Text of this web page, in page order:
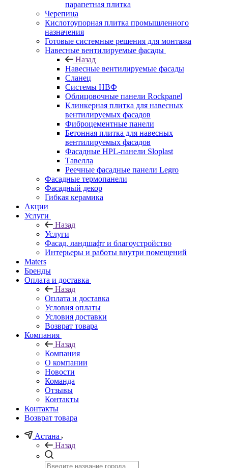
парапетная плитка
Черепица
Кислотоупорная плитка промышленного
назначения
Готовые системные решения для монтажа
Навесные вентилируемые фасады
Назад
Навесные вентилируемые фасады
Сланец
Системы НВФ
Облицовочные панели Rockpanel
Клинкерная плитка для навесных
вентилируемых фасадов
Фиброцементные панели
Бетонная плитка для навесных
вентилируемых фасадов
Фасадные HPL-панели Sloplast
Тавелла
Реечные фасадные панели Legro
Фасадные термопанели
Фасадный декор
Гибкая керамика
Акции
Услуги
Назад
Услуги
Фасад, ландшафт и благоустройство
Интерьеры и работы внутри помещений
Maters
Бренды
Оплата и доставка
Назад
Оплата и доставка
Условия оплаты
Условия доставки
Возврат товара
Компания
Назад
Компания
О компании
Новости
Команда
Отзывы
Контакты
Контакты
Возврат товара
Астана
Назад